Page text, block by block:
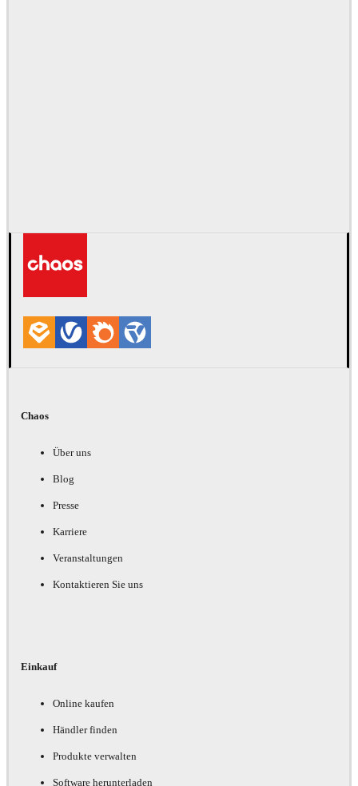
Chaos
Über uns
Blog
Presse
Karriere
Veranstaltungen
Kontaktieren Sie uns
Einkauf
Online kaufen
Händler finden
Produkte verwalten
Software herunterladen